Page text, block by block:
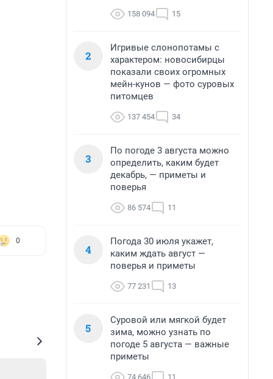
0
158 094 15
2
Игривые слонопотамы с
характером: новосибирцы
показали своих огромных
мейн-кунов — фото суровых
питомцев
137 454 34
3
По погоде 3 августа можно
определить, каким будет
декабрь, — приметы и
поверья
86 574 11
4
Погода 30 июля укажет,
каким ждать август —
поверья и приметы
77 231 13
5
Суровой или мягкой будет
зима, можно узнать по
погоде 5 августа — важные
приметы
74 646 11